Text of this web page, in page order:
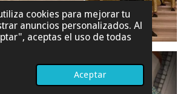
cookies para mejorar tu
anuncios personalizados. Al
aceptas el uso de todas
Aceptar